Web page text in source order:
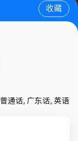
收藏
普通话, 广东话, 英语